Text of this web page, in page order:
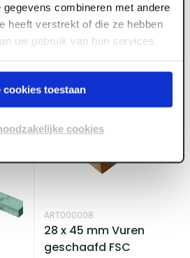
combineren met andere
heeft verstrekt of die ze hebben
uw gebruik van hun services.
cookies toestaan
cookies
ART000035
23 x 38 mm Vuren
Log in voor prijzen
ART000008
28 x 45 mm Vuren
geschaafd FSC